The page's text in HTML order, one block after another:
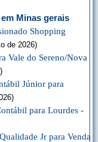
Minas gerais
Shopping
de 2026)
Vale do Sereno/Nova
Júnior para
para Lourdes -
Jr para Venda